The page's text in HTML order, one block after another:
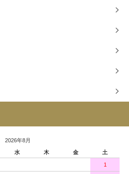
2026年8月
水 木 金 土
1